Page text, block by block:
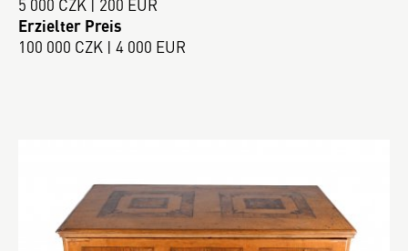
5 000 CZK | 200 EUR
Erzielter Preis
100 000 CZK | 4 000 EUR